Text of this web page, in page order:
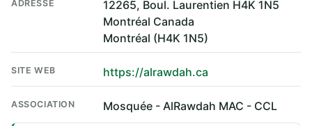
ADRESSE
12265, Boul. Laurentien H4K 1N5
Montréal Canada
Montréal (H4K 1N5)
SITE WEB https://alrawdah.ca
ASSOCIATION Mosquée - AlRawdah MAC - CCL